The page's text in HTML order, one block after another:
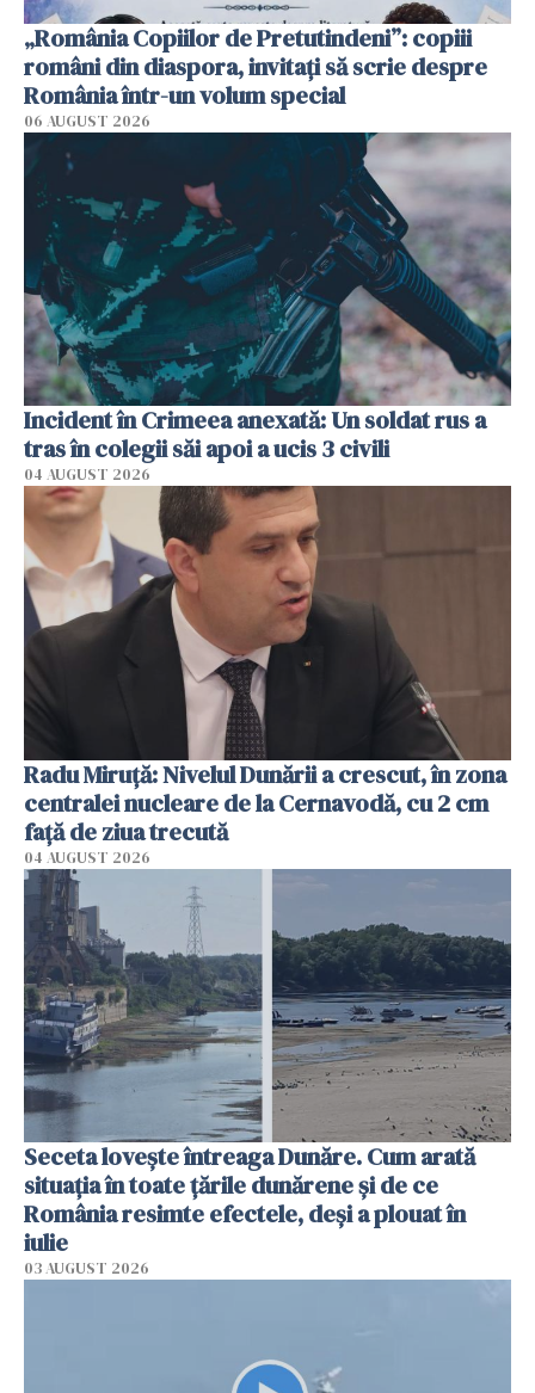
„România Copiilor de Pretutindeni”: copiii
români din diaspora, invitați să scrie despre
România într-un volum special
06 AUGUST 2026
Incident în Crimeea anexată: Un soldat rus a
tras în colegii săi apoi a ucis 3 civili
04 AUGUST 2026
Radu Miruţă: Nivelul Dunării a crescut, în zona
centralei nucleare de la Cernavodă, cu 2 cm
faţă de ziua trecută
04 AUGUST 2026
Seceta lovește întreaga Dunăre. Cum arată
situația în toate țările dunărene și de ce
România resimte efectele, deși a plouat în
iulie
03 AUGUST 2026